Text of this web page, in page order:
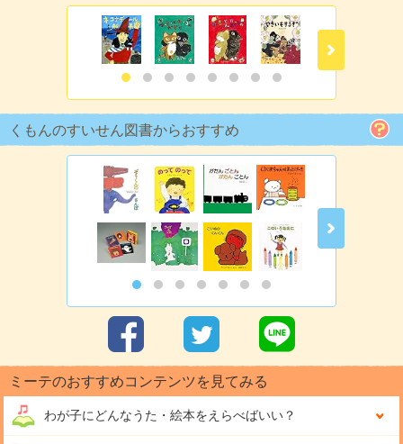
くもんのすいせん図書からおすすめ
ミーテのおすすめコンテンツを見てみる
わが子にどんなうた・絵本をえらべばいい？